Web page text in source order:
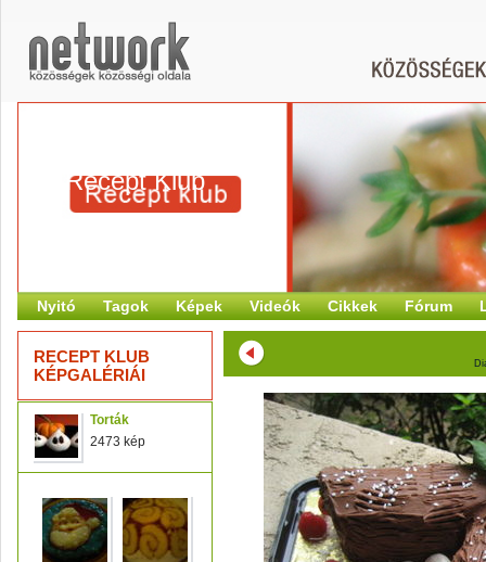
Recept Klub
Nyitó Tagok Képek Videók Cikkek Fórum
RECEPT KLUB
KÉPGALÉRIÁI
Torták
2473 kép